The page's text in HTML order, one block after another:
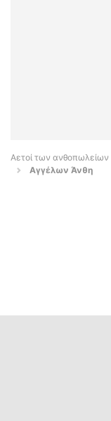
Αετοί των ανθοπωλείων
Αγγέλων Άνθη